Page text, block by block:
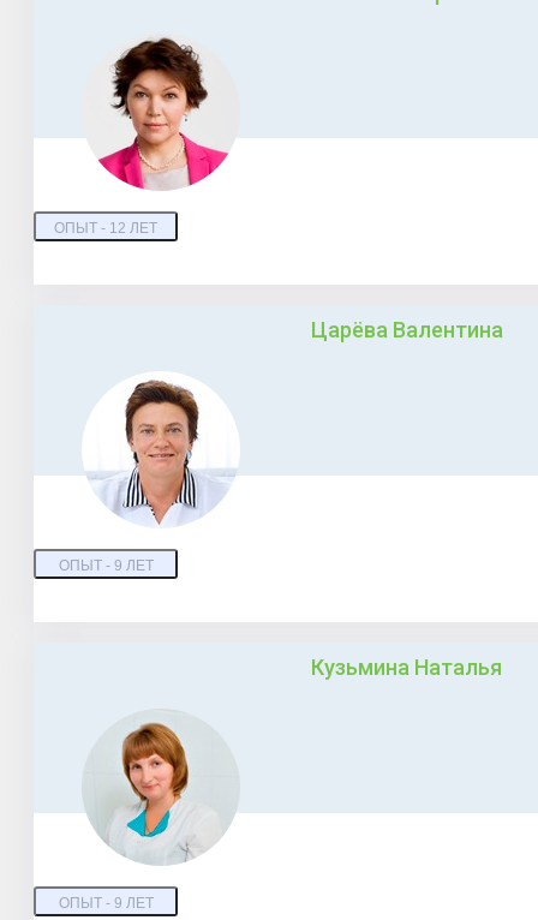
ОПЫТ - 12 ЛЕТ
Царёва Валентина
ОПЫТ - 9 ЛЕТ
Кузьмина Наталья
ОПЫТ - 9 ЛЕТ